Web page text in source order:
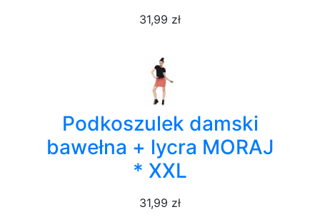
31,99 zł
Podkoszulek damski
bawełna + lycra MORAJ
* XXL
31,99 zł